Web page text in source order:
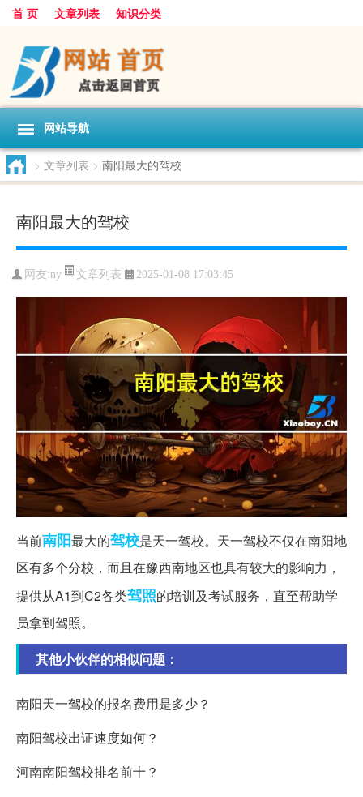
首 页 文章列表 知识分类
网站导航
> 文章列表 > 南阳最大的驾校
南阳最大的驾校
网友:ny 文章列表 2025-01-08 17:03:45
当前南阳最大的驾校是天一驾校。天一驾校不仅在南阳地
区有多个分校，而且在豫西南地区也具有较大的影响力，
提供从A1到C2各类驾照的培训及考试服务，直至帮助学
员拿到驾照。
其他小伙伴的相似问题：
南阳天一驾校的报名费用是多少？
南阳驾校出证速度如何？
河南南阳驾校排名前十？